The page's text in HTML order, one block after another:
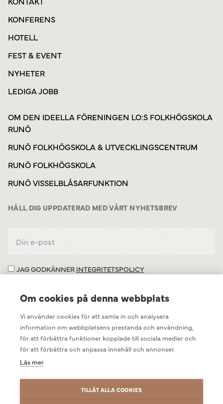
KONFERENS
HOTELL
FEST & EVENT
NYHETER
LEDIGA JOBB
OM DEN IDEELLA FÖRENINGEN LO:S FOLKHÖGSKOLA
RUNÖ
RUNÖ FOLKHÖGSKOLA & UTVECKLINGSCENTRUM
RUNÖ FOLKHÖGSKOLA
RUNÖ VISSELBLÅSARFUNKTION
HÅLL DIG UPPDATERAD MED VÅRT NYHETSBREV
JAG GODKÄNNER INTEGRITETSPOLICY
INTEGRITETSPOLICY COOKIEINSTÄLLNINGAR
Om cookies på denna webbplats
Vi använder cookies för att samla in och analysera
information om webbplatsens prestanda och användning,
för att förbättra funktioner kopplade till sociala medier och
för att förbättra och anpassa innehåll och annonser.
Läs mer
TILLÅT ALLA COOKIES